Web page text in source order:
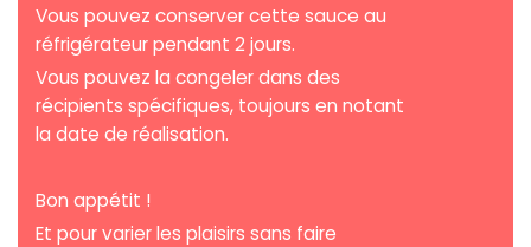
Vous pouvez conserver cette sauce au
réfrigérateur pendant 2 jours.
Vous pouvez la congeler dans des
récipients spécifiques, toujours en notant
la date de réalisation.
Bon appétit !
Et pour varier les plaisirs sans faire